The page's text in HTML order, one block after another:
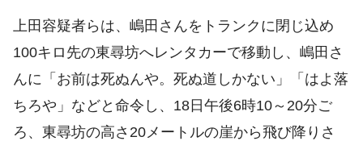
上田容疑者らは、嶋田さんをトランクに閉じ込め
100キロ先の東尋坊へレンタカーで移動し、嶋田さ
んに「お前は死ぬんや。死ぬ道しかない」「はよ落
ちろや」などと命令し、18日午後6時10～20分ご
ろ、東尋坊の高さ20メートルの崖から飛び降りさ